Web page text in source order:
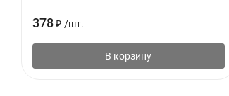
378₽ /шт.
В корзину